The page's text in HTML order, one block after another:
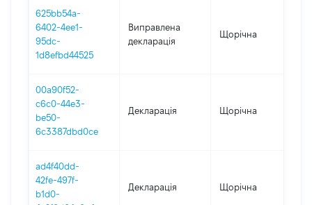
625bb54a-
6402-4ee1-
95dc-
1d8efbd44525
Виправлена
декларація
Щорічна
00a90f52-
c6c0-44e3-
be50-
6c3387dbd0ce
Декларація Щорічна
ad4f40dd-
42fe-497f-
b1d0-
Декларація Щорічна